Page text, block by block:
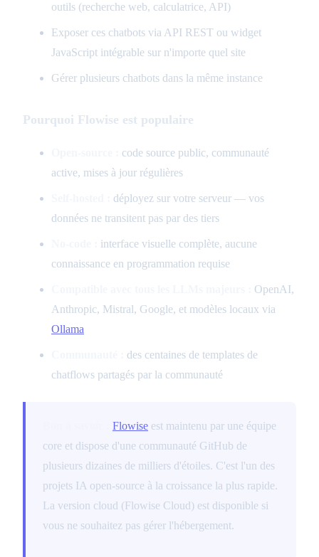
outils (recherche web, calculatrice, API)
Exposer ces chatbots via API REST ou widget
JavaScript intégrable sur n'importe quel site
Gérer plusieurs chatbots dans la même instance
Pourquoi Flowise est populaire
code source public, communauté
active, mises à jour régulières
déployez sur votre serveur — vos
données ne transitent pas par des tiers
interface visuelle complète, aucune
connaissance en programmation requise
OpenAI,
Anthropic, Mistral, Google, et modèles locaux via
Ollama
des centaines de templates de
chatflows partagés par la communauté
Flowise est maintenu par une équipe
core et dispose d'une communauté GitHub de
plusieurs dizaines de milliers d'étoiles. C'est l'un des
projets IA open-source à la croissance la plus rapide.
La version cloud (Flowise Cloud) est disponible si
vous ne souhaitez pas gérer l'hébergement.